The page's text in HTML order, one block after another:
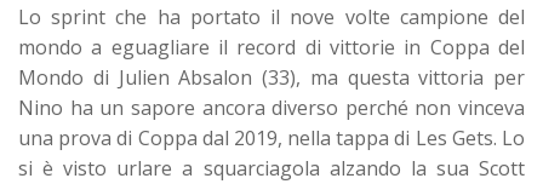
Lo sprint che ha portato il nove volte campione del
mondo a eguagliare il record di vittorie in Coppa del
Mondo di Julien Absalon (33), ma questa vittoria per
Nino ha un sapore ancora diverso perché non vinceva
una prova di Coppa dal 2019, nella tappa di Les Gets. Lo
si è visto urlare a squarciagola alzando la sua Scott